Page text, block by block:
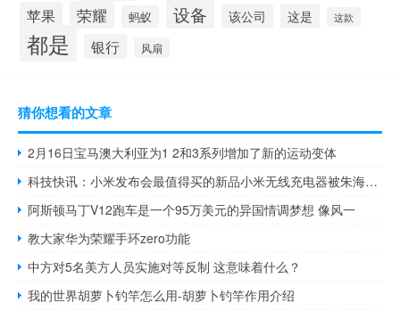
苹果 荣耀 蚂蚁 设备 该公司 这是 这款
都是 银行 风扇
猜你想看的文章
2月16日宝马澳大利亚为1 2和3系列增加了新的运动变体
科技快讯：小米发布会最值得买的新品小米无线充电器被朱海舟沈义人种草
阿斯顿马丁V12跑车是一个95万美元的异国情调梦想 像风一
教大家华为荣耀手环zero功能
中方对5名美方人员实施对等反制 这意味着什么？
我的世界胡萝卜钓竿怎么用-胡萝卜钓竿作用介绍